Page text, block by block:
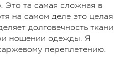
Это та самая сложная в
на самом деле это целая
долговечность ткани
ношении одежды. Я
переплетению.